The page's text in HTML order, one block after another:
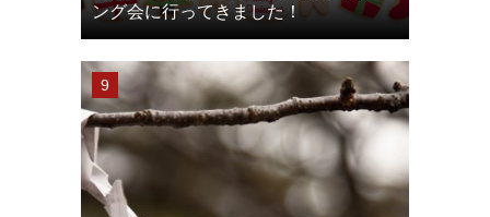
ング会に行ってきました！